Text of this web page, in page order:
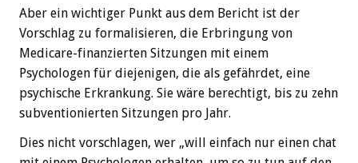
Aber ein wichtiger Punkt aus dem Bericht ist der
Vorschlag zu formalisieren, die Erbringung von
Medicare-finanzierten Sitzungen mit einem
Psychologen für diejenigen, die als gefährdet, eine
psychische Erkrankung. Sie wäre berechtigt, bis zu zehn
subventionierten Sitzungen pro Jahr.
Dies nicht vorschlagen, wer „will einfach nur einen chat